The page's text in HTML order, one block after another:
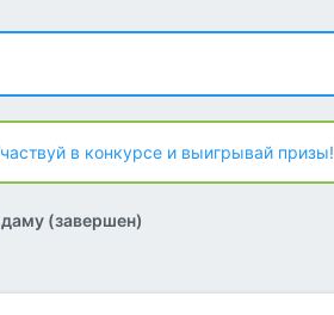
в конкурсе и выигрывай призы!
(завершен)